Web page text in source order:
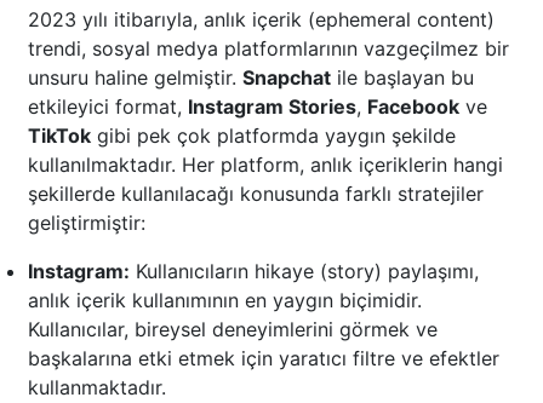
2023 yılı itibarıyla, anlık içerik (ephemeral content)
trendi, sosyal medya platformlarının vazgeçilmez bir
unsuru haline gelmiştir. Snapchat ile başlayan bu
etkileyici format, Instagram Stories, Facebook ve
TikTok gibi pek çok platformda yaygın şekilde
kullanılmaktadır. Her platform, anlık içeriklerin hangi
şekillerde kullanılacağı konusunda farklı stratejiler
geliştirmiştir:
Instagram: Kullanıcıların hikaye (story) paylaşımı,
anlık içerik kullanımının en yaygın biçimidir.
Kullanıcılar, bireysel deneyimlerini görmek ve
başkalarına etki etmek için yaratıcı filtre ve efektler
kullanmaktadır.